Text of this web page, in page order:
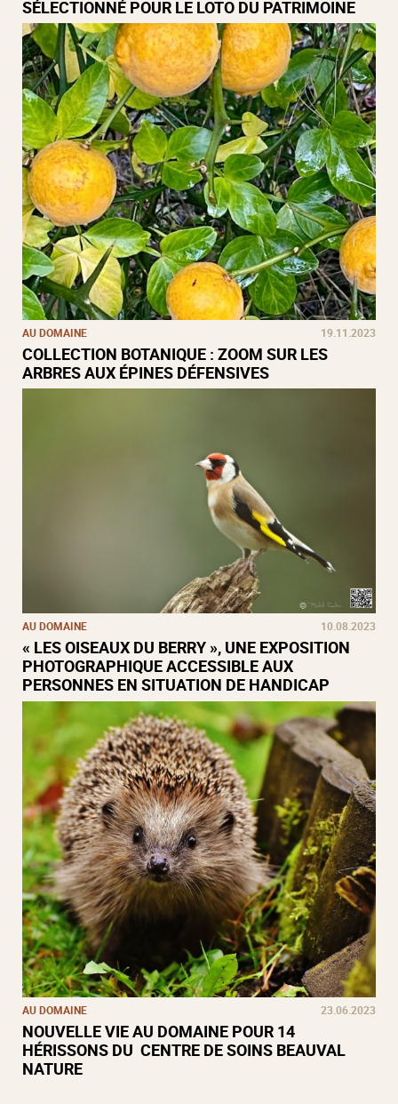
SÉLECTIONNÉ POUR LE LOTO DU PATRIMOINE
AU DOMAINE 19.11.2023
COLLECTION BOTANIQUE : ZOOM SUR LES
ARBRES AUX ÉPINES DÉFENSIVES
AU DOMAINE 10.08.2023
« LES OISEAUX DU BERRY », UNE EXPOSITION
PHOTOGRAPHIQUE ACCESSIBLE AUX
PERSONNES EN SITUATION DE HANDICAP
AU DOMAINE 23.06.2023
NOUVELLE VIE AU DOMAINE POUR 14
HÉRISSONS DU CENTRE DE SOINS BEAUVAL
NATURE